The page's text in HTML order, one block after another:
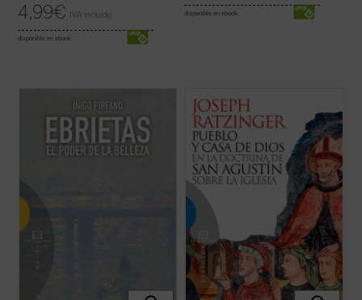
4,99€ IVA incluido
disponible en ebook:
disponible en ebook:
Cuando un filósofo escribe sobre estética,
el resultado constituye en no pocos casos
un ejercicio de admirable erudición que no
consigue penetrar en la naturaleza de la
creación poética. Y al revés; si un artista se
lanza a la difícil tarea ... (ver ficha)
El concepto de pueblo de Dios en la
eclesiología de Agustín de Hipona es el
concepto central de este libro, redactado
como tesis doctoral por Joseph Ratzinger
y que supuso su brillante entrada en el
mundo de la investigación teológica. En ...
(ver ficha)